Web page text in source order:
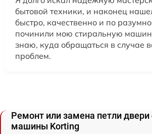
бытовой техники, и наконец
быстро, качественно и по
починили мою стиральную
знаю, куда обращаться в случае
проблем.
Ремонт или замена петли двери
машины Korting